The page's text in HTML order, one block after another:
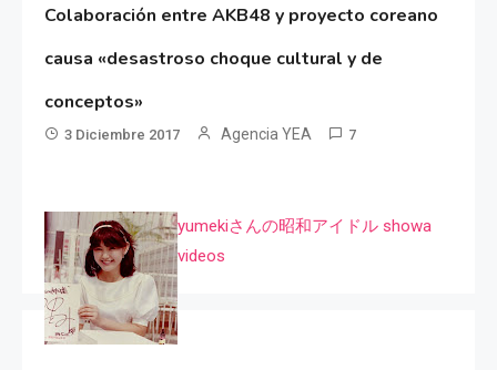
Colaboración entre AKB48 y proyecto coreano
causa «desastroso choque cultural y de
conceptos»
3 Diciembre 2017 Agencia YEA 7
yumekiさんの昭和アイドル showa
videos